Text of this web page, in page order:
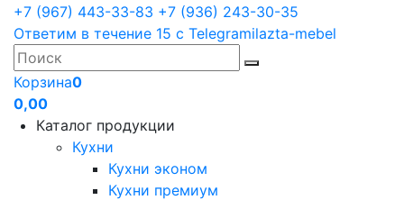
+7 (967) 443-33-83 +7 (936) 243-30-35
Ответим в течение 15 с Telegramilazta-mebel
Корзина0
0,00
Каталог продукции
Кухни
Кухни эконом
Кухни премиум